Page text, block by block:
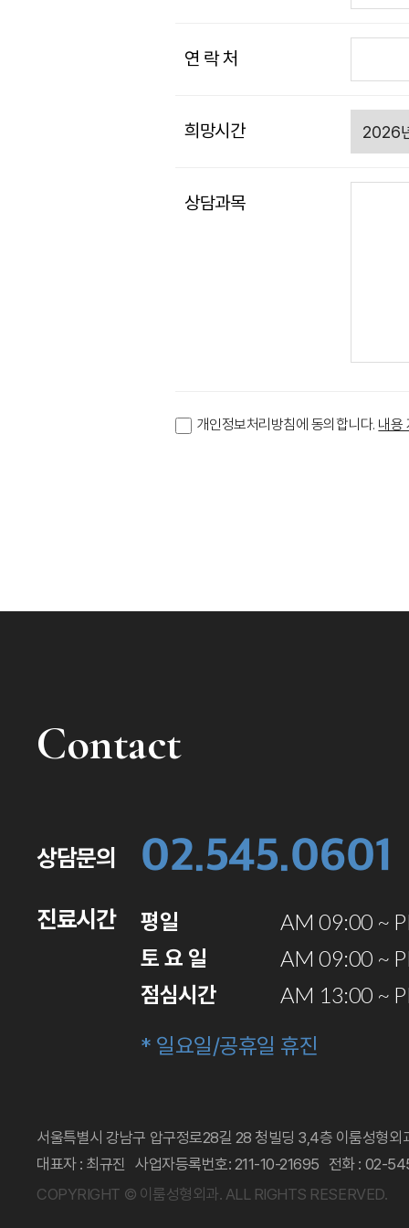
연 락 처
희망시간
상담과목
개인정보처리방침에 동의합니다. 내용
Contact
상담문의 02.545.0601
진료시간 평일
AM 09:00 ~
토 요 일
AM 09:00 ~
점심시간
AM 13:00 ~
* 일요일/공휴일 휴진
서울특별시 강남구 압구정로28길 28 청빌딩 3,4층 이룸성형외
대표자 : 최규진
사업자등록번호: 211-10-21695 전화 : 02-
COPYRIGHT © 이룸성형외과. ALL RIGHTS RESERVED.